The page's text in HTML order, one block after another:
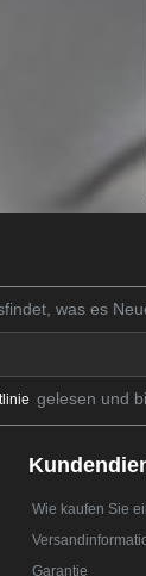
was es
gelesen und
Wie kaufen Sie
Garantie